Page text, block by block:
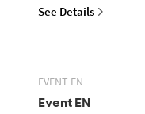
See Details
EVENT EN
Event EN